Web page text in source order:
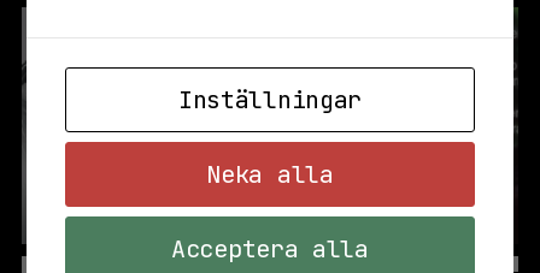
Inställningar
Neka alla
Acceptera alla